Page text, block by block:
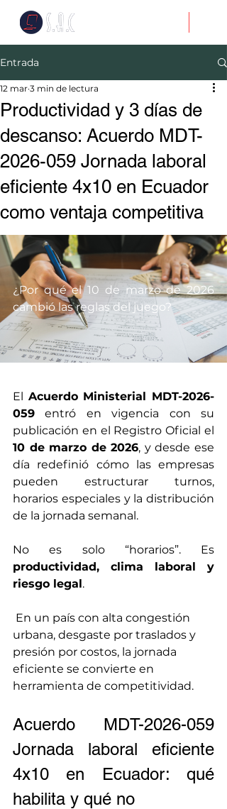
Entrada
Productividad y 3 días de
descanso: Acuerdo MDT-
2026-059 Jornada laboral
eficiente 4x10 en Ecuador
como ventaja competitiva
12 mar 3 min de lectura
¿Por qué el 10 de marzo de 2026
cambió las reglas del juego?
El Acuerdo Ministerial MDT-2026-
059 entró en vigencia con su
10 de marzo de 2026, y desde ese
día redefinió cómo las empresas
pueden estructurar turnos,
horarios especiales y la distribución
de la jornada semanal.
productividad, clima laboral y
riesgo legal.
urbana, desgaste por traslados y
presión por costos, la jornada
eficiente se convierte en
herramienta de competitividad.
Acuerdo MDT-2026-059
Jornada laboral eficiente
4x10 en Ecuador: qué
habilita y qué no